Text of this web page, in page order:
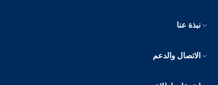
نبذة عنا
الاتصال والدعم